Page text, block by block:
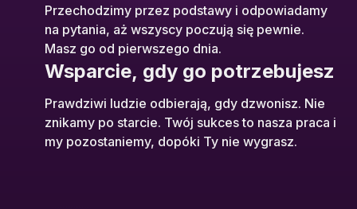
Przechodzimy przez podstawy i odpowiadamy
na pytania, aż wszyscy poczują się pewnie.
Masz go od pierwszego dnia.
Wsparcie, gdy go potrzebujesz
Prawdziwi ludzie odbierają, gdy dzwonisz. Nie
znikamy po starcie. Twój sukces to nasza praca i
my pozostaniemy, dopóki Ty nie wygrasz.